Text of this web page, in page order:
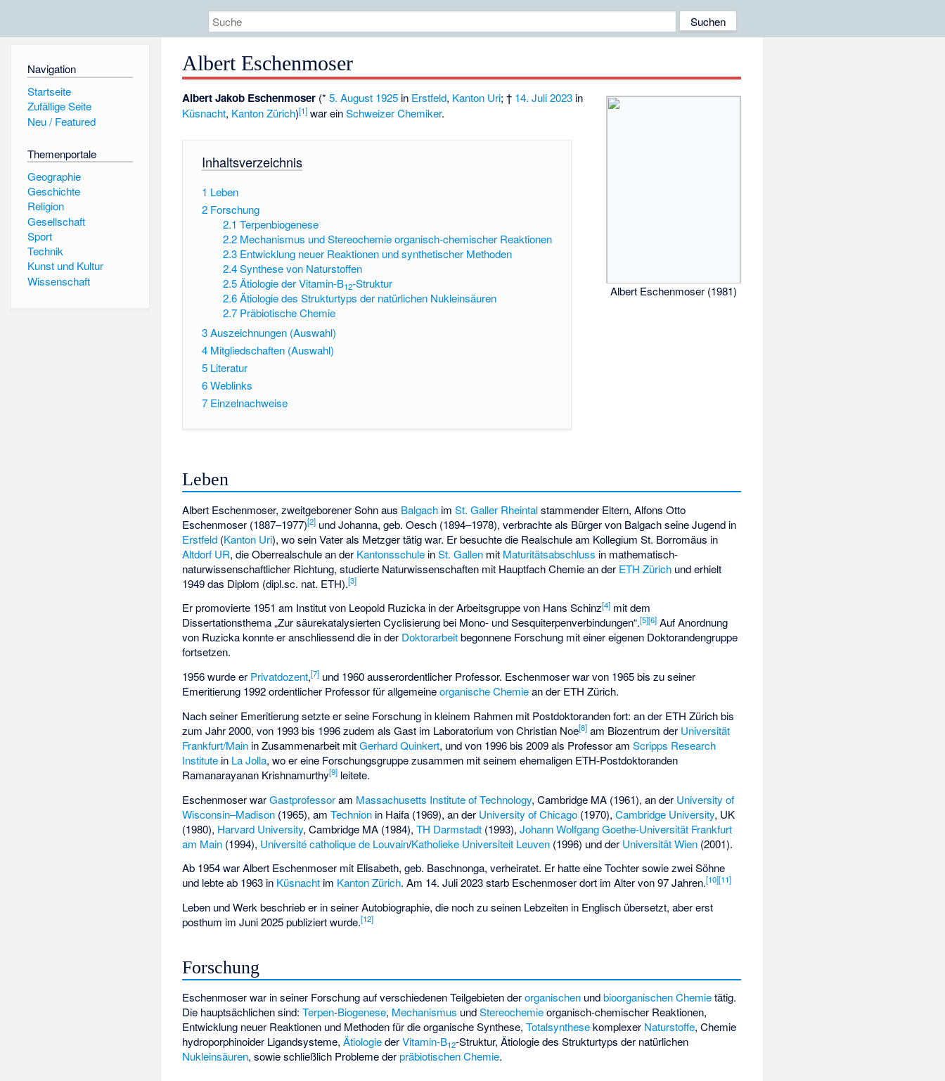
Navigation
Startseite
Zufällige Seite
Neu / Featured
Themenportale
Geographie
Geschichte
Religion
Gesellschaft
Sport
Technik
Kunst und Kultur
Wissenschaft
Albert Eschenmoser
Albert Eschenmoser (1981)
Albert Jakob Eschenmoser (*5. August 1925 in Erstfeld, Kanton Uri; † 14. Juli 2023 in
Küsnacht, Kanton Zürich)[1] war einSchweizer Chemiker.
Inhaltsverzeichnis
1 Leben
2 Forschung
2.1 Terpenbiogenese
2.2 Mechanismus und Stereochemie organisch-chemischer Reaktionen
2.3 Entwicklung neuer Reaktionen und synthetischer Methoden
2.4 Synthese von Naturstoffen
2.5 Ätiologie der Vitamin-B12-Struktur
2.6 Ätiologie des Strukturtyps der natürlichen Nukleinsäuren
2.7 Präbiotische Chemie
3Auszeichnungen (Auswahl)
4 Mitgliedschaften (Auswahl)
5 Literatur
6Weblinks
7 Einzelnachweise
Leben
Albert Eschenmoser, zweitgeborener Sohn aus Balgach imSt. Galler Rheintalstammender Eltern, Alfons Otto
Eschenmoser (1887–1977)[2] und Johanna, geb. Oesch (1894–1978), verbrachte als Bürger von Balgach seine Jugend in
Erstfeld (Kanton Uri), wo sein Vater als Metzger tätig war. Er besuchte die Realschule am Kollegium St. Borromäus in
Altdorf UR, die Oberrealschule an der Kantonsschule inSt. Gallen mit Maturitätsabschluss in mathematisch-
naturwissenschaftlicher Richtung, studierte Naturwissenschaften mit Hauptfach Chemie an der ETH Zürich und erhielt
1949 das Diplom (dipl.sc. nat. ETH).[3]
Er promovierte 1951 am Institut von Leopold Ruzicka in der Arbeitsgruppe von Hans Schinz[4] mit dem
Dissertationsthema „Zur säurekatalysierten Cyclisierung bei Mono- und Sesquiterpenverbindungen“.[5][6] Auf Anordnung
von Ruzicka konnte er anschliessend die in der Doktorarbeitbegonnene Forschung mit einer eigenen Doktorandengruppe
fortsetzen.
1956 wurde er Privatdozent,[7] und 1960 ausserordentlicher Professor. Eschenmoser war von 1965 bis zu seiner
Emeritierung 1992 ordentlicher Professor für allgemeineorganische Chemiean der ETH Zürich.
Nach seiner Emeritierung setzte er seine Forschung in kleinem Rahmen mit Postdoktoranden fort: an der ETH Zürich bis
zum Jahr 2000, von 1993 bis 1996 zudem als Gast im Laboratorium von Christian Noe[8] am Biozentrum der Universität
Frankfurt/Main in Zusammenarbeit mitGerhard Quinkert, und von 1996 bis 2009 als Professor amScripps Research
Institute in La Jolla, wo er eine Forschungsgruppe zusammen mit seinem ehemaligen ETH-Postdoktoranden
Ramanarayanan Krishnamurthy[9] leitete.
Eschenmoser warGastprofessoram Massachusetts Institute of Technology, Cambridge MA (1961), an der University of
Wisconsin–Madison (1965), amTechnion in Haifa (1969), an der University of Chicago (1970),Cambridge University, UK
(1980), Harvard University, Cambridge MA (1984),TH Darmstadt (1993),Johann Wolfgang Goethe-Universität Frankfurt
am Main (1994), Université catholique de Louvain/Katholieke Universiteit Leuven (1996) und der Universität Wien (2001).
Ab 1954 war Albert Eschenmoser mit Elisabeth, geb. Baschnonga, verheiratet. Er hatte eine Tochter sowie zwei Söhne
und lebte ab 1963 in Küsnacht im Kanton Zürich. Am 14. Juli 2023 starb Eschenmoser dort im Alter von 97 Jahren.[10][11]
Leben und Werk beschrieb er in seiner Autobiographie, die noch zu seinen Lebzeiten in Englisch übersetzt, aber erst
posthum im Juni 2025 publiziert wurde.[12]
Forschung
Eschenmoser war in seiner Forschung auf verschiedenen Teilgebieten derorganischen undbioorganischen Chemietätig.
Die hauptsächlichen sind:Terpen-Biogenese, Mechanismus undStereochemieorganisch-chemischer Reaktionen,
Entwicklung neuer Reaktionen und Methoden für die organische Synthese,Totalsynthesekomplexer Naturstoffe, Chemie
hydroporphinoider Ligandsysteme,ÄtiologiederVitamin-B12-Struktur, Ätiologie des Strukturtyps der natürlichen
Nukleinsäuren, sowie schließlich Probleme derpräbiotischen Chemie.